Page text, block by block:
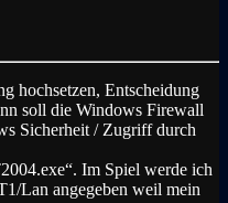
hochsetzen, Entscheidung
soll die Windows Firewall
Sicherheit / Zugriff durch
Im Spiel werde ich
Lan angegeben weil mein